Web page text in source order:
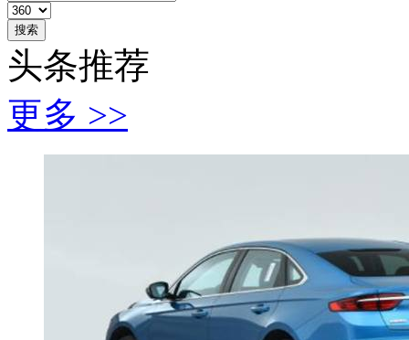
搜索
头条推荐
更多 >>